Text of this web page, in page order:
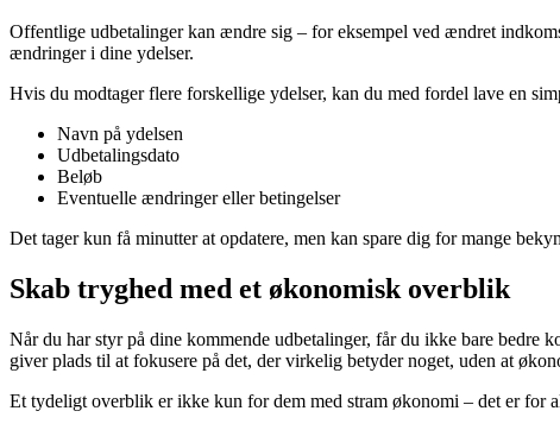
Offentlige udbetalinger kan ændre sig – for eksempel ved ændret
ændringer i dine ydelser.
Hvis du modtager flere forskellige ydelser, kan du med fordel lave en
Navn på ydelsen
Udbetalingsdato
Beløb
Eventuelle ændringer eller betingelser
Det tager kun få minutter at opdatere, men kan spare dig for mange
Skab tryghed med et økonomisk overblik
Når du har styr på dine kommende udbetalinger, får du ikke bare bedre
giver plads til at fokusere på det, der virkelig betyder noget, uden at
Et tydeligt overblik er ikke kun for dem med stram økonomi – det er for